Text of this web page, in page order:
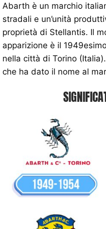
Abarth è un marchio
stradali e un’unità
proprietà di Stellantis. Il
apparizione è il
nella città di Torino
che ha dato il nome al